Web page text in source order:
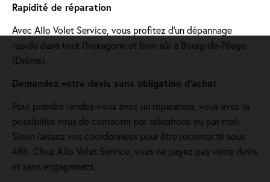
Rapidité de réparation
Avec Allo Volet Service, vous profitez d'un dépannage
rapide dans tout l'hexagone et bien sûr à Bourg-de-Péage
(Drôme).
Demandez votre devis sans obligation d'achat
Pour prendre rendez-vous avec un réparateur, vous avez la
possibilité nous de contacter par téléphone ou par mail.
Sinon laissez vos coordonnées pour être recontacté sous
48h. Chez Allo Volet Service, vous ne payez pas votre devis
et sans engagement.